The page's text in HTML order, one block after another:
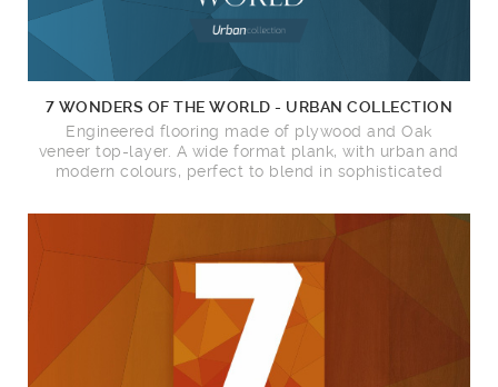
7 WONDERS OF THE WORLD - URBAN COLLECTION
Engineered flooring made of plywood and Oak
veneer top-layer. A wide format plank, with urban and
modern colours, perfect to blend in sophisticated